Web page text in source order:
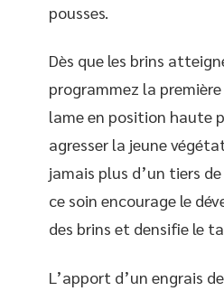
pousses.
Dès que les brins
programmez la
lame en position haute
agresser la jeune
jamais plus d’un tiers
ce soin encourage le
des brins et densifie le
L’apport d’un engrais